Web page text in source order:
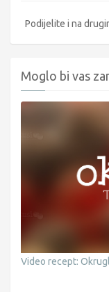
Podijelite i na
Moglo bi vas
Video recept: